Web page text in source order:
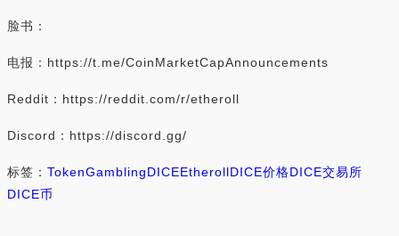
脸书：
电报：https://t.me/CoinMarketCapAnnouncements
Reddit：https://reddit.com/r/etheroll
Discord：https://discord.gg/
标签： TokenGamblingDICEEtherollDICE价格DICE交易所
DICE币